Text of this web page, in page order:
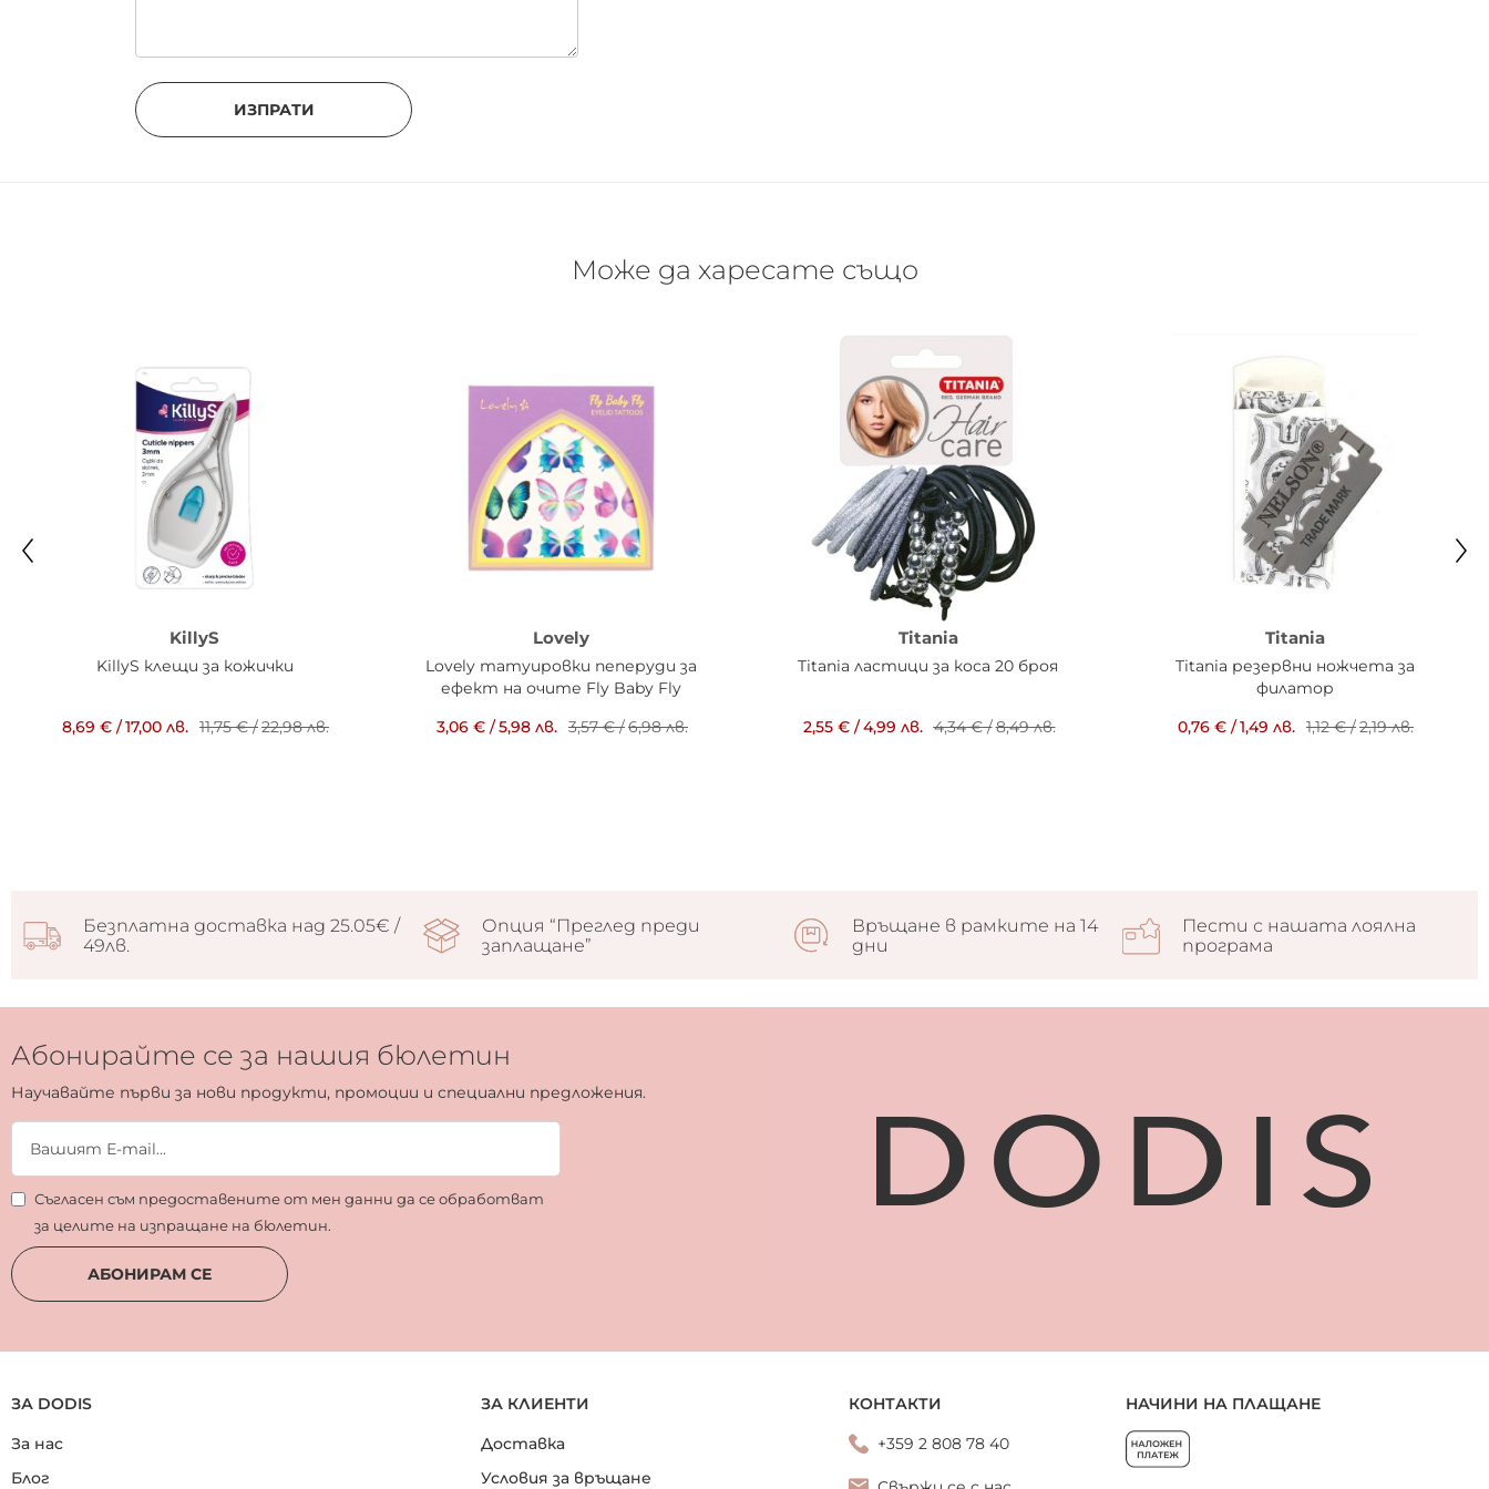
ИЗПРАТИ
Може да харесате също
KillyS
KillyS клещи за кожички
8,69 € /17,00 лв. 11,75 €/22,98 лв.
Lovely
Lovely татуировки пеперуди за
ефект на очите Fly Baby Fly
3,06 € /5,98 лв. 3,57 €/6,98 лв.
Titania
Titania ластици за коса 20 броя
2,55 €/4,99 лв. 4,34 €/8,49 лв.
Titania
Titania резервни ножчета за
филатор
0,76 € /1,49 лв. 1,12 €/2,19 лв.
Безплатна доставка над 25.05€ /
49лв.
Опция “Преглед преди
заплащане”
Връщане в рамките на 14
дни
Пести с нашата лоялна
програма
Абонирайте се за нашия бюлетин
Научавайте първи за нови продукти, промоции и специални предложения.
Съгласен съм предоставените от мен данни да се обработват
за целите на изпращане на бюлетин.
АБОНИРАМ СЕ
ЗА DODIS
За нас
Блог
ЗА КЛИЕНТИ
Доставка
Условия за връщане
КОНТАКТИ
+359 2 808 78 40
НАЧИНИ НА ПЛАЩАНЕ